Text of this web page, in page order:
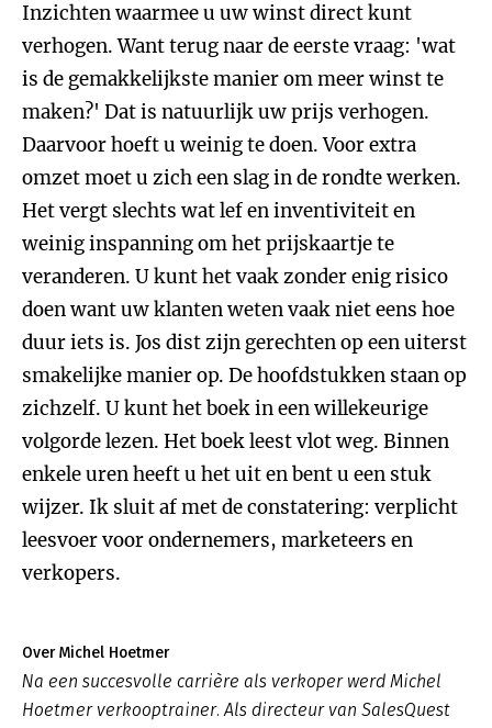
Inzichten waarmee u uw winst direct kunt
verhogen. Want terug naar de eerste vraag: 'wat
is de gemakkelijkste manier om meer winst te
maken?' Dat is natuurlijk uw prijs verhogen.
Daarvoor hoeft u weinig te doen. Voor extra
omzet moet u zich een slag in de rondte werken.
Het vergt slechts wat lef en inventiviteit en
weinig inspanning om het prijskaartje te
veranderen. U kunt het vaak zonder enig risico
doen want uw klanten weten vaak niet eens hoe
duur iets is. Jos dist zijn gerechten op een uiterst
smakelijke manier op. De hoofdstukken staan op
zichzelf. U kunt het boek in een willekeurige
volgorde lezen. Het boek leest vlot weg. Binnen
enkele uren heeft u het uit en bent u een stuk
wijzer. Ik sluit af met de constatering: verplicht
leesvoer voor ondernemers, marketeers en
verkopers.
Over Michel Hoetmer
Na een succesvolle carrière als verkoper werd Michel
Hoetmer verkooptrainer. Als directeur van SalesQuest